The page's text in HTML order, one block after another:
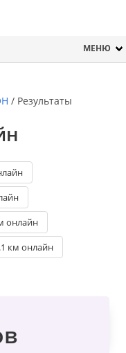
МЕНЮ
/ Результаты
онлайн
км онлайн